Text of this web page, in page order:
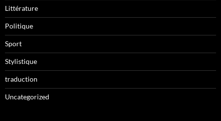
Littérature
Politique
Sport
Stylistique
traduction
Uncategorized